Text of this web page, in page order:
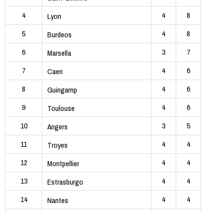
4
Lyon 4
8
5
Burdeos 4
8
6
Marsella 3
7
7
Caen 4
6
8
Guingamp 4
6
9
Toulouse 4
6
10
Angers 3
5
11
Troyes 4
4
12
Montpellier 4
4
13
Estrasburgo 4
4
14
Nantes 4
4